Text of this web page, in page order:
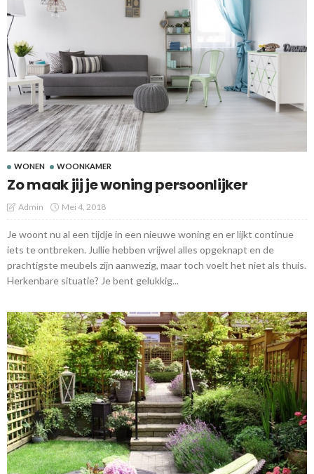
WONEN WOONKAMER
Zo maak jij je woning persoonlijker
Admin Mei 4, 2018
Je woont nu al een tijdje in een nieuwe woning en er lijkt continue
iets te ontbreken. Jullie hebben vrijwel alles opgeknapt en de
prachtigste meubels zijn aanwezig, maar toch voelt het niet als thuis.
Herkenbare situatie? Je bent gelukkig...